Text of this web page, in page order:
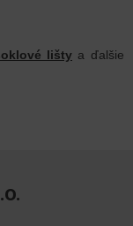
lišty a ďalšie